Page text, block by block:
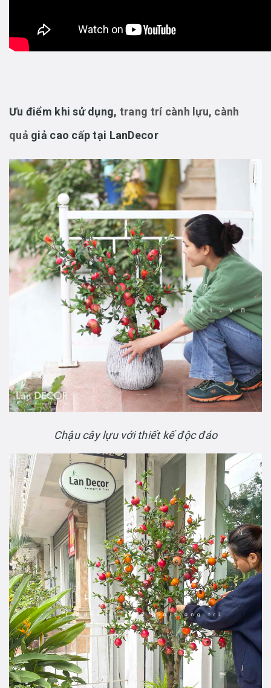
Ưu điểm khi sử dụng, trang trí cành lựu, cành
quả giả cao cấp tại LanDecor
Chậu cây lựu với thiết kế độc đáo